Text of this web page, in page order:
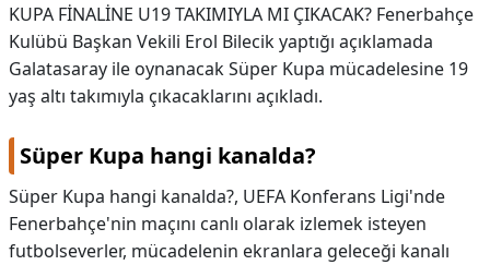
KUPA FİNALİNE U19 TAKIMIYLA MI ÇIKACAK? Fenerbahçe
Kulübü Başkan Vekili Erol Bilecik yaptığı açıklamada
Galatasaray ile oynanacak Süper Kupa mücadelesine 19
yaş altı takımıyla çıkacaklarını açıkladı.
Süper Kupa hangi kanalda?
Süper Kupa hangi kanalda?, UEFA Konferans Ligi'nde
Fenerbahçe'nin maçını canlı olarak izlemek isteyen
futbolseverler, mücadelenin ekranlara geleceği kanalı